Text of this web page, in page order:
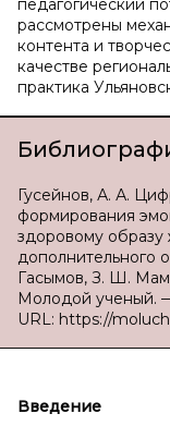
педагогический
рассмотрены
контента и
качестве
практика
Гусейнов, А. А.
формирования
здоровому образу
дополнительного
Гасымов, З. Ш.
Молодой ученый.
URL: https://
Введение